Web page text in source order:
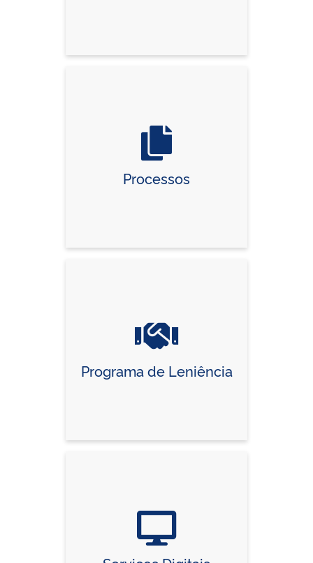
Processos
Programa de Leniência